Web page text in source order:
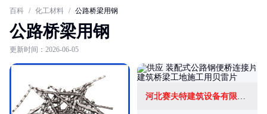
百科 / 化工材料 / 公路桥梁用钢
公路桥梁用钢
更新时间：2026-06-05
河北赛夫特建筑设备有限公司